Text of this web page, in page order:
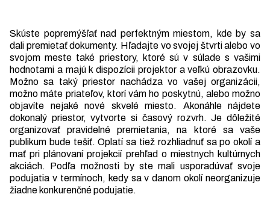
Skúste popremýšľať nad perfektným miestom, kde by sa
dali premietať dokumenty. Hľadajte vo svojej štvrti alebo vo
svojom meste také priestory, ktoré sú v súlade s vašimi
hodnotami a majú k dispozícii projektor a veľkú obrazovku.
Možno sa taký priestor nachádza vo vašej organizácii,
možno máte priateľov, ktorí vám ho poskytnú, alebo možno
objavíte nejaké nové skvelé miesto. Akonáhle nájdete
dokonalý priestor, vytvorte si časový rozvrh. Je dôležité
organizovať pravidelné premietania, na ktoré sa vaše
publikum bude tešiť. Oplatí sa tiež rozhliadnuť sa po okolí a
mať pri plánovaní projekcií prehľad o miestnych kultúrnych
akciách. Podľa možnosti by ste mali usporadúvať svoje
podujatia v termínoch, kedy sa v danom okolí neorganizuje
žiadne konkurenčné podujatie.